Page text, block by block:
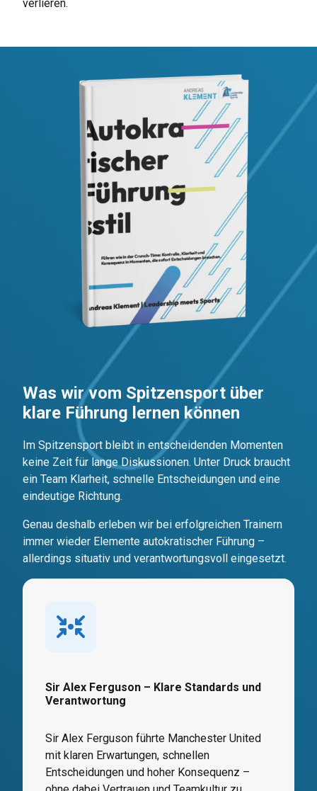
verlieren.
Was wir vom Spitzensport über
klare Führung lernen können
Im Spitzensport bleibt in entscheidenden Momenten
keine Zeit für lange Diskussionen. Unter Druck braucht
ein Team Klarheit, schnelle Entscheidungen und eine
eindeutige Richtung.
Genau deshalb erleben wir bei erfolgreichen Trainern
immer wieder Elemente autokratischer Führung –
allerdings situativ und verantwortungsvoll eingesetzt.
Sir Alex Ferguson – Klare Standards und
Verantwortung
Sir Alex Ferguson führte Manchester United
mit klaren Erwartungen, schnellen
Entscheidungen und hoher Konsequenz –